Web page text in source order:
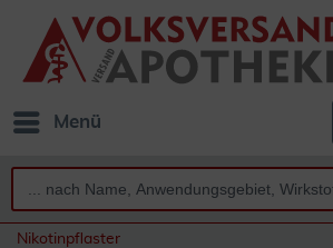
Menü
Nikotinpflaster